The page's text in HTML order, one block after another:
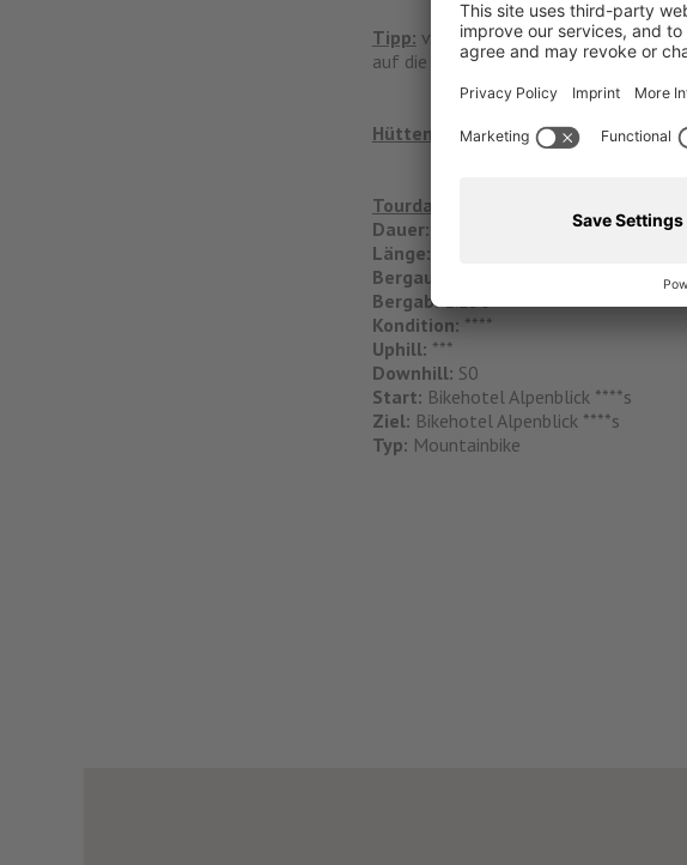
Tipp: von der Plätzwiese einen
auf die umliegenden Dolomiten
Hütten Einkehr:Gasthof Alte Säge,
Tourdaten
Dauer:
Länge:
Bergauf:
Bergab:
Kondition: ****
Uphill: ***
Downhill: S0
Start: Bikehotel Alpenblick ****s
Ziel: Bikehotel Alpenblick ****s
Typ: Mountainbike